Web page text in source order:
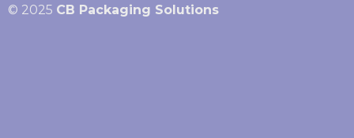
© 2025 CB Packaging Solutions